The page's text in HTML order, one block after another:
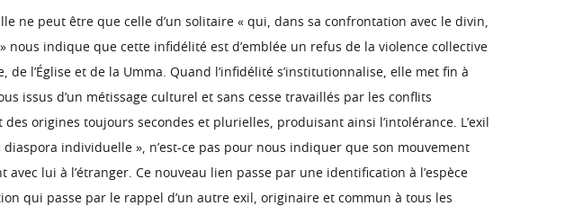
ne peut être que celle d’un solitaire « qui, dans sa confrontation avec le divin,
nous indique que cette infidélité est d’emblée un refus de la violence collective
l’Église et de la Umma. Quand l’infidélité s’institutionnalise, elle met fin à
issus d’un métissage culturel et sans cesse travaillés par les conflits
origines toujours secondes et plurielles, produisant ainsi l’intolérance. L’exil
individuelle », n’est-ce pas pour nous indiquer que son mouvement
lui à l’étranger. Ce nouveau lien passe par une identification à l’espèce
qui passe par le rappel d’un autre exil, originaire et commun à tous les